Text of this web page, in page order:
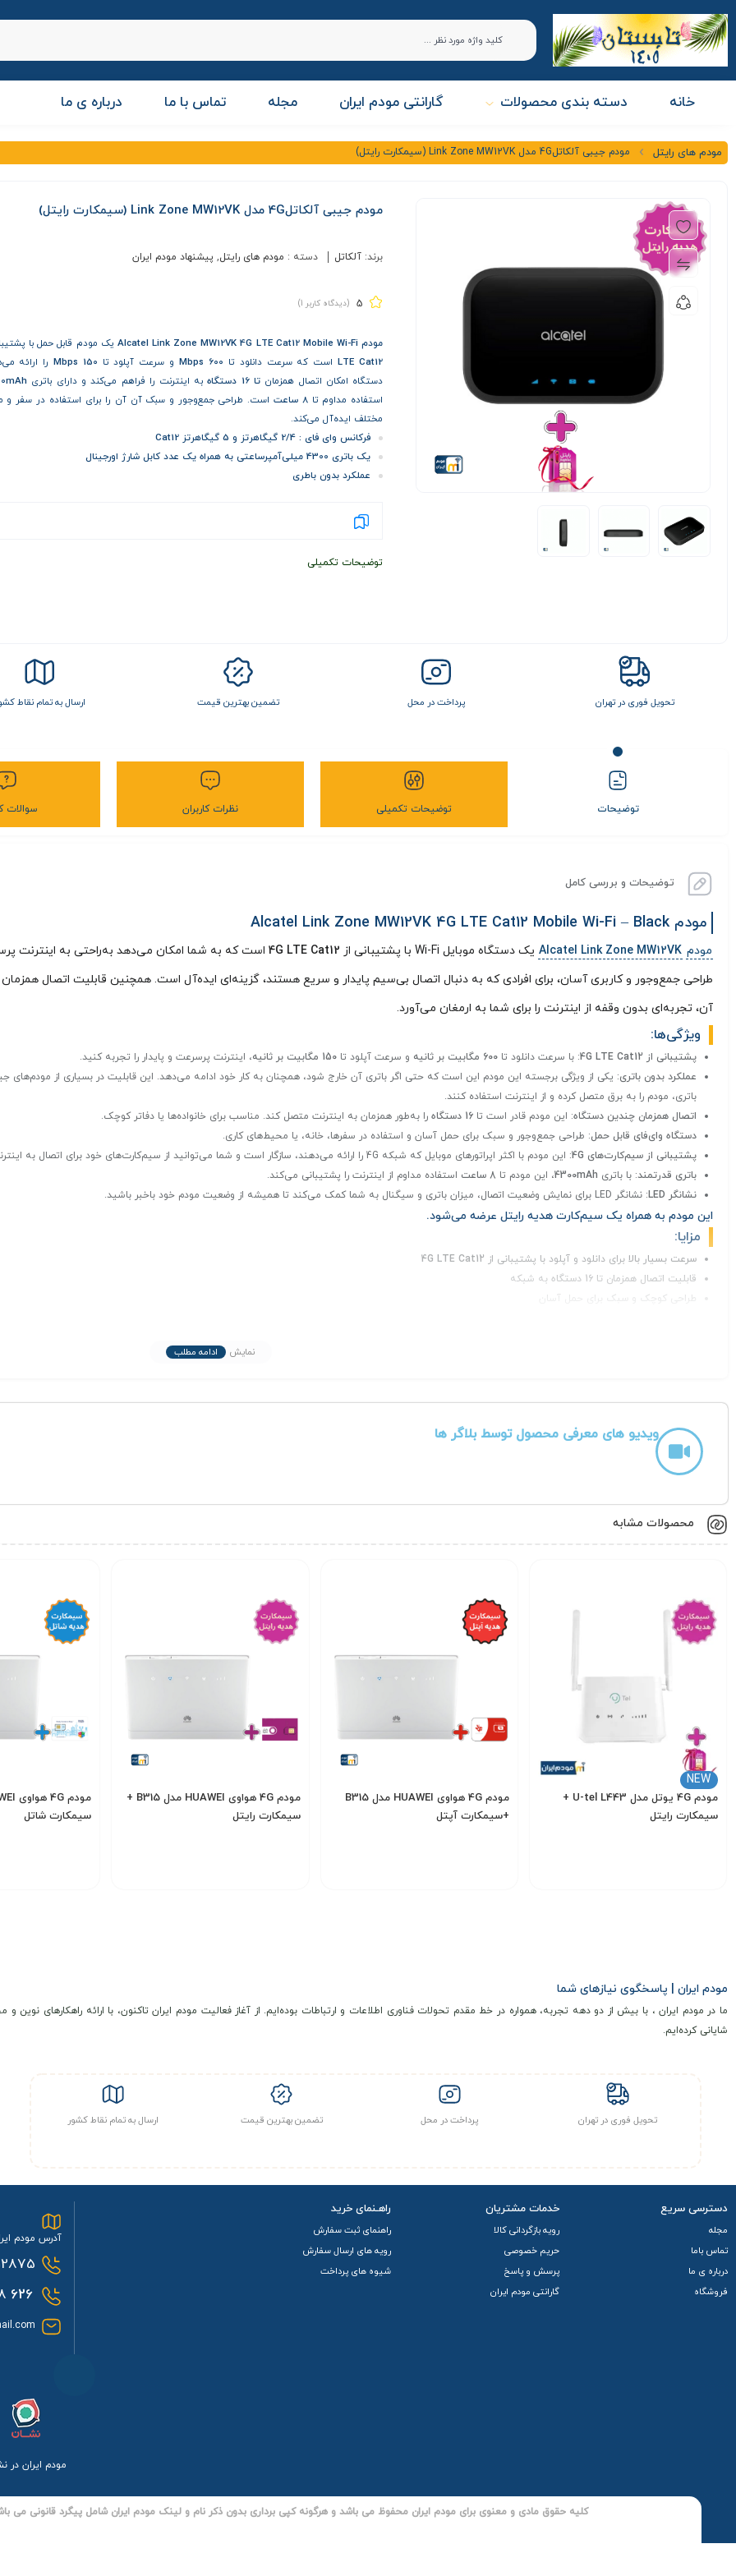
خانه دسته بندی محصولات گارانتی مودم ایران مجله تماس با ما درباره ی ما
مودم های رایتل مودم جیبی آلکاتل4G مدل Link Zone MW12VK (سیمکارت رایتل)
مودم جیبی آلکاتل4G مدل Link Zone MW12VK (سیمکارت رایتل)
برند: آلکاتل دسته : مودم های رایتل, پیشنهاد مودم ایران
5 (دیدگاه کاربر 1
)
مودم Alcatel Link Zone MW12VK 4G LTE Cat12 Mobile Wi-Fi یک مودم قابل حمل با
LTE Cat12است که سرعت دانلود تا 600 Mbps و سرعت آپلود تا 150 Mbps
را ارائه
دستگاه امکان اتصال همزمانتا 16 دستگاه به اینترنت را فراهم می‌کند و دارای باتری
استفاده مداوم تا8 ساعت
است. طراحی جمع‌وجور و سبک آن آن را برای استفاده در سفر و
مختلف ایده‌آل می‌کند.
فرکانس وای فای : 2/4 گیگاهرتز و 5 گیگاهرتز Cat12
یک باتری 4300 میلی‌آمپرساعتی به همراه یک عدد کابل شارژ اورجینال
عملکرد بدون باطری
توضیحات تکمیلی
تحویل فوری در تهران پرداخت در محل تضمین بهترین قیمت ارسال به تمام نقاط
توضیحات توضیحات تکمیلی نظرات کاربران سوالات
توضیحات و بررسی کامل
مودم Alcatel Link Zone MW12VK 4G LTE Cat12 Mobile Wi-Fi – Black
مودم Alcatel Link Zone MW12VK یک دستگاه موبایل Wi-Fi با پشتیبانی از 4G LTE Cat12 است که به شما امکان می‌دهد به‌راحتی به اینترنت
طراحی جمع‌وجور و کاربری آسان، برای افرادی که به دنبال اتصال بی‌سیم پایدار و سریع هستند، گزینه‌ای ایده‌آل است. همچنین قابلیت اتصال
آن، تجربه‌ای بدون وقفه از اینترنت را برای شما به ارمغان می‌آورد.
ویژگی‌ها:
پشتیبانی از 4G LTE Cat12 : با سرعت دانلود تا 600 مگابیت بر ثانیه و سرعت آپلود تا 150 مگابیت بر ثانیه
، اینترنت پرسرعت و پایدار را تجربه کنید.
عملکرد بدون باتری: یکی از ویژگی برجسته این مودم این است که حتی اگر باتری آن خارج شود، همچنان به کار خود ادامه می‌دهد. این قابلیت در بسیاری از مودم‌های
باتری، مودم را به برق متصل کرده و از اینترنت استفاده کنند.
اتصال همزمان چندین دستگاه: این مودم قادر است تا 16 دستگاه
را به‌طور همزمان به اینترنت متصل کند. مناسب برای خانواده‌ها یا دفاتر کوچک.
دستگاه وای‌فای قابل حمل: طراحی جمع‌وجور و سبک برای حمل آسان و استفاده در سفرها، خانه، یا محیط‌های کاری.
پشتیبانی از سیم‌کارت‌های 4G
: این مودم با اکثر اپراتورهای موبایل که شبکه 4G را ارائه می‌دهند، سازگار است و شما می‌توانید از سیم‌کارت‌های خود برای اتصال به اینترنت استفاده کنید.
باتری قدرتمند: با باتری 4300mAh، این مودم تا 8 ساعت
استفاده مداوم از اینترنت را پشتیبانی می‌کند.
نشانگر LED
: نشانگر LED برای نمایش وضعیت اتصال، میزان باتری و سیگنال به شما کمک می‌کند تا همیشه از وضعیت مودم خود باخبر باشید.
این مودم به همراه یک سیم‌کارت هدیه رایتل عرضه می‌شود.
مزایا:
سرعت بسیار بالا برای دانلود و آپلود با پشتیبانی از 4G LTE Cat12
قابلیت اتصال همزمان تا 16 دستگاه
به شبکه
طراحی کوچک و سبک
برای حمل آسان
می‌تواند بهترین گزینه برای شما باشد. این
توصیه مهم:برای تکمیل فرایند فعال‌سازی سیم‌کارت، ضروری است پس از خرید، از طریق پیامرسان های داخلی مدارک مورد نیاز را ارسال نمایید.
شماره پیامرسان ها:09333888626
تیم پشتیبانی ما در سریع‌ترین زمان ممکن راهنمایی‌های لازم را در اختیارتان قرار می‌دهد.
نمایش ادامه مطلب
ویدیو های معرفی محصول توسط بلاگر ها
محصولات مشابه
NEW
مودم 4G یوتل مدل U-tel L443 +
سیمکارت رایتل
مودم 4G هواوی HUAWEI مدل B315
+سیمکارت آپتل
مودم 4G هواوی HUAWEI مدل B315 +
سیمکارت رایتل
سیمکارت شاتل
مودم ایران | پاسخگوی نیازهای شما
ما در مودم ایران ، با بیش از دو دهه تجربه، همواره در خط مقدم تحولات فناوری اطلاعات و ارتباطات بوده‌ایم. از آغاز فعالیت مودم ایران تاکنون، با ارائه راهکارهای
شایانی کرده‌ایم.
تحویل فوری در تهران پرداخت در محل تضمین بهترین قیمت ارسال به تمام نقاط کشور
دسترسی سریع
مجله
تماس باما
درباره ی ما
فروشگاه
خدمات مشتریان
رویه بازگردانی کالا
حریم خصوصی
پرسش و پاسخ
گارانتی مودم ایران
راهـنمای خرید
راهنمای ثبت سفارش
رویه های ارسال سفارش
شیوه های پرداخت
آدرس مودم
626
مودم ایران در
کلیه حقوق مادی و معنوی برای مودم ایران محفوظ می باشد و هرگونه کپی برداری بدون ذکر نام و لینک مودم ایران شامل پیگرد قانونی می